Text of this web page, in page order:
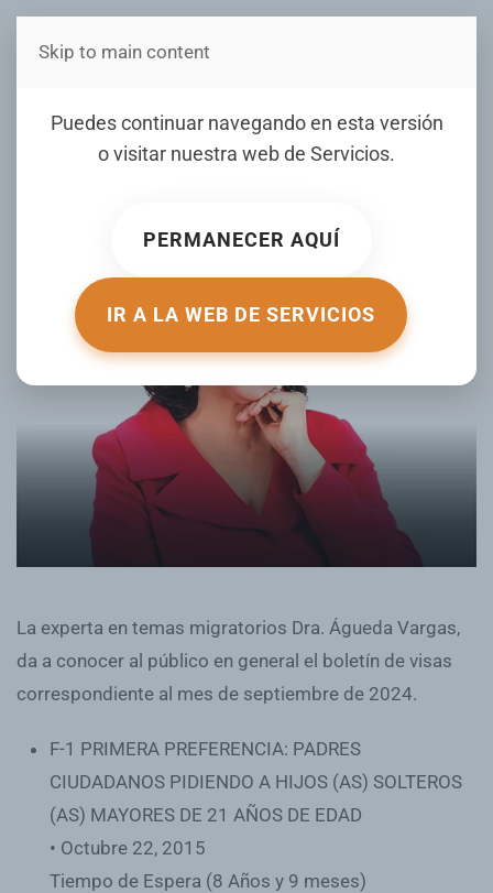
Estás en Telenord Medios
Puedes continuar navegando en esta versión
o visitar nuestra web de Servicios.
PERMANECER AQUÍ
IR A LA WEB DE SERVICIOS
Skip to main content
Boletín de visas mes de
septiembre 2024
La experta en temas migratorios Dra. Águeda Vargas,
da a conocer al público en general el boletín de visas
correspondiente al mes de septiembre de 2024.
F-1 PRIMERA PREFERENCIA: PADRES
CIUDADANOS PIDIENDO A HIJOS (AS) SOLTEROS
(AS) MAYORES DE 21 AÑOS DE EDAD
• Octubre 22, 2015
Tiempo de Espera (8 Años y 9 meses)